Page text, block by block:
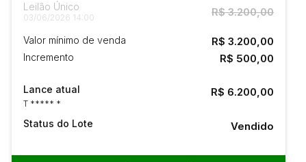
Leilão Único
03/06/2026 14:00 R$ 3.200,00
Valor mínimo de venda R$ 3.200,00
Incremento R$ 500,00
Lance atual
T ***** *
R$ 6.200,00
Status do Lote Vendido